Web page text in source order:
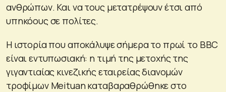
ανθρώπων. Και να τους μετατρέψουν έτσι από
υπηκόους σε πολίτες.
Η ιστορία που αποκάλυψε σήμερα το πρωί το BBC
είναι εντυπωσιακή: η τιμή της μετοχής της
γιγαντιαίας κινεζικής εταιρείας διανομών
τροφίμων Meituan καταβαραθρώθηκε στο